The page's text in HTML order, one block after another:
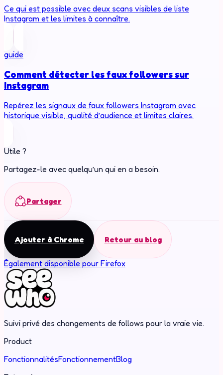
Ce qui est possible avec deux scans visibles de liste
Instagram et les limites à connaître.
guide
Comment détecter les faux followers sur
Instagram
Repérez les signaux de faux followers Instagram avec
historique visible, qualité d’audience et limites claires.
Utile ?
Partagez-le avec quelqu’un qui en a besoin.
Partager
Ajouter à Chrome Retour au blog
Également disponible pour Firefox
Suivi privé des changements de follows pour la vraie vie.
Product
FonctionnalitésFonctionnementBlog